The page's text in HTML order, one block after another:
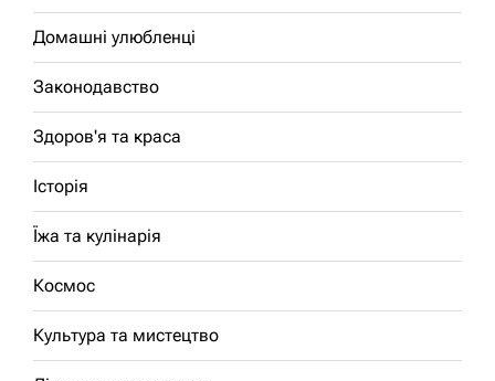
Домашні улюбленці
Законодавство
Здоров'я та краса
Історія
Їжа та кулінарія
Космос
Культура та мистецтво